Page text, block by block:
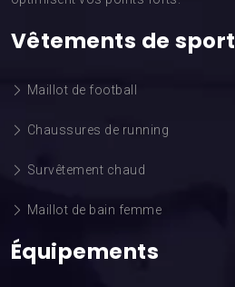
Vêtements de sport
Maillot de football
Chaussures de running
Survêtement chaud
Maillot de bain femme
Équipements